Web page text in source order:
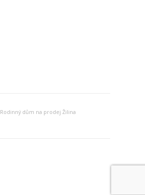
Rodinný dům na prodej Žilina